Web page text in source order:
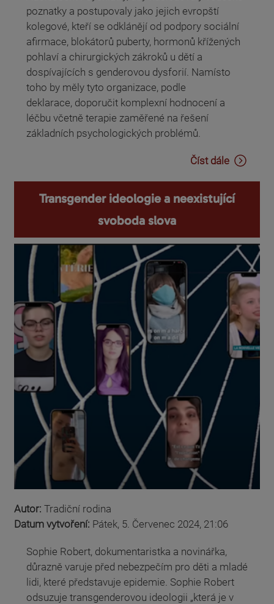
poznatky a postupovaly jako jejich evropští
kolegové, kteří se odklánějí od podpory sociální
afirmace, blokátorů puberty, hormonů křížených
pohlaví a chirurgických zákroků u dětí a
dospívajících s genderovou dysforií. Namísto
toho by měly tyto organizace, podle
deklarace, doporučit komplexní hodnocení a
léčbu včetně terapie zaměřené na řešení
základních psychologických problémů.
Číst dále
Transgender ideologie a neexistující
svoboda slova
Autor: Tradiční rodina
Datum vytvoření: Pátek, 5. Červenec 2024, 21:06
Sophie Robert, dokumentaristka a novinářka,
důrazně varuje před nebezpečím pro děti a mladé
lidi, které představuje epidemie. Sophie Robert
odsuzuje transgenderovou ideologii „která je v